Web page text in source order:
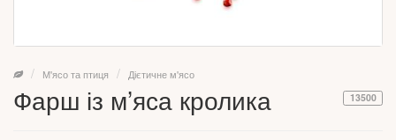
М'ясо та птиця Дієтичне м'ясо
13500
Фарш із м’яса кролика